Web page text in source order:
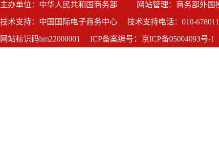
主办单位：中华人民共和国商务部 网站管理：商务部外国
技术支持：中国国际电子商务中心 技术支持电话：010-
网站标识码bm22000001 ICP备案编号：京ICP备05004093号-1